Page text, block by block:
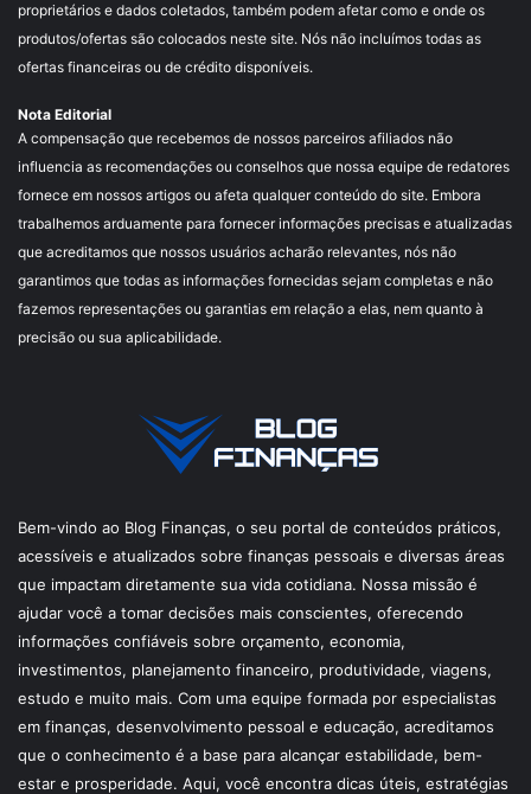
proprietários e dados coletados, também podem afetar como e onde os
produtos/ofertas são colocados neste site. Nós não incluímos todas as
ofertas financeiras ou de crédito disponíveis.
Nota Editorial
A compensação que recebemos de nossos parceiros afiliados não
influencia as recomendações ou conselhos que nossa equipe de redatores
fornece em nossos artigos ou afeta qualquer conteúdo do site. Embora
trabalhemos arduamente para fornecer informações precisas e atualizadas
que acreditamos que nossos usuários acharão relevantes, nós não
garantimos que todas as informações fornecidas sejam completas e não
fazemos representações ou garantias em relação a elas, nem quanto à
precisão ou sua aplicabilidade.
Bem-vindo ao Blog Finanças, o seu portal de conteúdos práticos,
acessíveis e atualizados sobre finanças pessoais e diversas áreas
que impactam diretamente sua vida cotidiana. Nossa missão é
ajudar você a tomar decisões mais conscientes, oferecendo
informações confiáveis sobre orçamento, economia,
investimentos, planejamento financeiro, produtividade, viagens,
estudo e muito mais. Com uma equipe formada por especialistas
em finanças, desenvolvimento pessoal e educação, acreditamos
que o conhecimento é a base para alcançar estabilidade, bem-
estar e prosperidade. Aqui, você encontra dicas úteis, estratégias